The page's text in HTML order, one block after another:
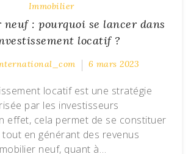
Immobilier
: pourquoi se lancer dans
locatif ?
6 mars 2023
locatif est une stratégie
par les investisseurs
effet, cela permet de se constituer
en générant des revenus
neuf, quant à…